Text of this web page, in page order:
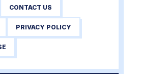
CONTACT US
PRIVACY POLICY